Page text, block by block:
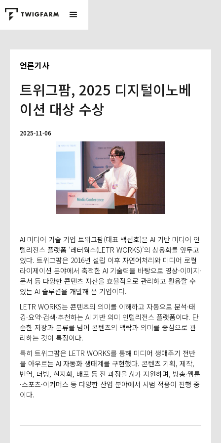
언론기사
트위그팜, 2025 디지털이노베
이션 대상 수상
2025-11-06
AI 미디어 기술 기업 트위그팜(대표 백선호)은 AI 기반 미디어 인
텔리전스 플랫폼 ‘레터웍스(LETR WORKS)’의 상용화를 앞두고
있다. 트위그팜은 2016년 설립 이후 자연어처리와 미디어 로컬
라이제이션 분야에서 축적한 AI 기술력을 바탕으로 영상·이미지·
문서 등 다양한 콘텐츠 자산을 효율적으로 관리하고 활용할 수
있는 AI 솔루션을 개발해 온 기업이다.
LETR WORKS는 콘텐츠의 의미를 이해하고 자동으로 분석·태
깅·요약·검색·추천하는 AI 기반 의미 인텔리전스 플랫폼이다. 단
순한 저장과 분류를 넘어 콘텐츠의 맥락과 의미를 중심으로 관
리하는 것이 특징이다.
특히 트위그팜은 LETR WORKS를 통해 미디어 생애주기 전반
을 아우르는 AI 자동화 생태계를 구현했다. 콘텐츠 기획, 제작,
번역, 더빙, 현지화, 배포 등 전 과정을 AI가 지원하며, 방송·웹툰
·스포츠·이커머스 등 다양한 산업 분야에서 시범 적용이 진행 중
이다.